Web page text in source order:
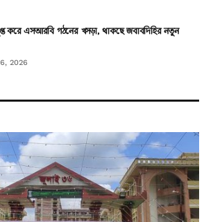
করে এসআরবি গঠনের খসড়া, থাকছে জবাবদিহির নতুন
2026